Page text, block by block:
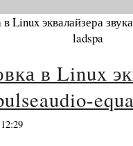
в Linux